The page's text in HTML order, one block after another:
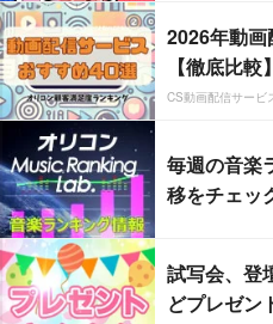
2026年動
【徹底比較】
CS動画配信サービ
毎週の音楽
移をチェッ
試写会、登
どプレゼン